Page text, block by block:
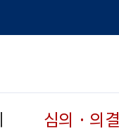
심의 · 의결